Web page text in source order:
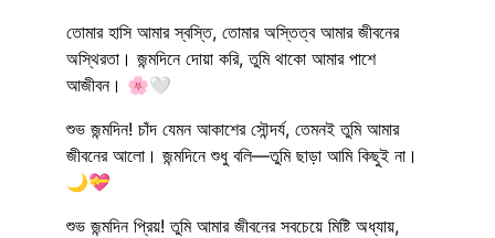
তোমার হাসি আমার স্বস্তি, তোমার অস্তিত্ব আমার জীবনের
অস্থিরতা। জন্মদিনে দোয়া করি, তুমি থাকো আমার পাশে
আজীবন। 🌸🤍
শুভ জন্মদিন! চাঁদ যেমন আকাশের সৌন্দর্য, তেমনই তুমি আমার
জীবনের আলো। জন্মদিনে শুধু বলি—তুমি ছাড়া আমি কিছুই না।
🌙💝
শুভ জন্মদিন প্রিয়! তুমি আমার জীবনের সবচেয়ে মিষ্টি অধ্যায়,